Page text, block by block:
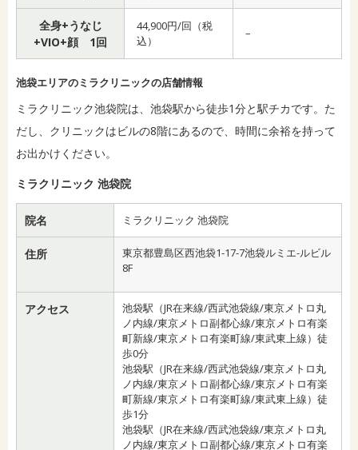
全身+うなじ
+VIO+顔 1回
44,900円/回（税
込）
–
池袋エリアのミラクリニックの店舗情報
ミラクリニック池袋院は、池袋駅から徒歩1分と駅チカです。た
だし、クリニックはビルの8階にあるので、時間に余裕を持って
お出かけください。
ミラクリニック 池袋院
院名 ミラクリニック 池袋院
住所
東京都豊島区西池袋1-17-7池袋ルミエ-ルビル
8F
アクセス
池袋駅（JR在来線/西武池袋線/東京メトロ丸
ノ内線/東京メトロ副都心線/東京メトロ有楽
町新線/東京メトロ有楽町線/東武東上線）徒
歩0分
池袋駅（JR在来線/西武池袋線/東京メトロ丸
ノ内線/東京メトロ副都心線/東京メトロ有楽
町新線/東京メトロ有楽町線/東武東上線）徒
歩1分
池袋駅（JR在来線/西武池袋線/東京メトロ丸
ノ内線/東京メトロ副都心線/東京メトロ有楽